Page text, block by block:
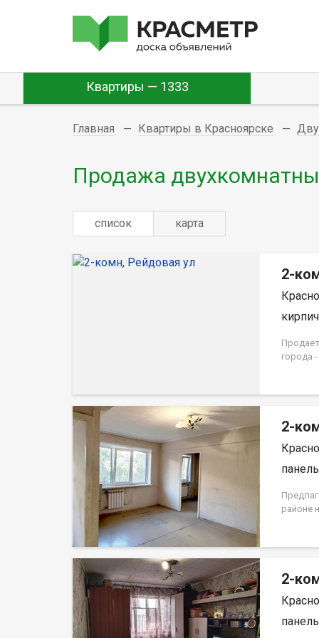
Квартиры — 1333
Главная Квартиры в Красноярске
Продажа
список карта
2-
города
2-
районе
окна
Для
2-